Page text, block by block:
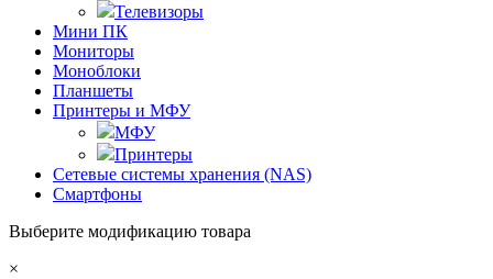
Телевизоры
Мини ПК
Мониторы
Моноблоки
Планшеты
Принтеры и МФУ
МФУ
Принтеры
Сетевые системы хранения (NAS)
Смартфоны
Выберите модификацию товара
×